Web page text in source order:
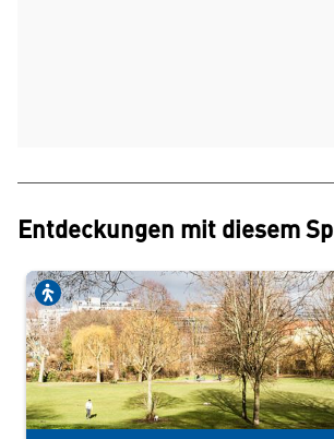
Entdeckungen mit diesem